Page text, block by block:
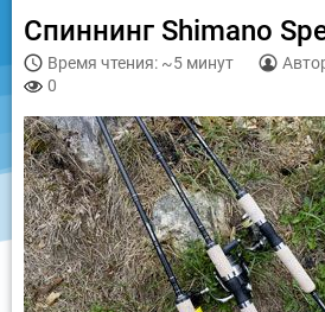
Спиннинг Shimano
Время чтения: ~5 минут
0